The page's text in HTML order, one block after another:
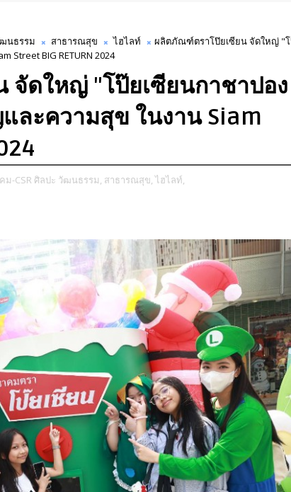
นธรรม สาธารณสุข ไฮไลท์
ผลิตภัณฑ์ตราโป๊ยเซียน จัดใหญ่ "
Street BIG RETURN 2024
ดใหญ่ "โป๊ยเซียนกาชาปอง
ละความสุข ในงาน Siam
ม-CSR ศิลปะ วัฒนธรรม, สาธารณสุข, ไฮไลท์,